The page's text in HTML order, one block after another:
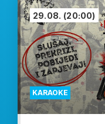
KARAOKE
29.08. (20:00)